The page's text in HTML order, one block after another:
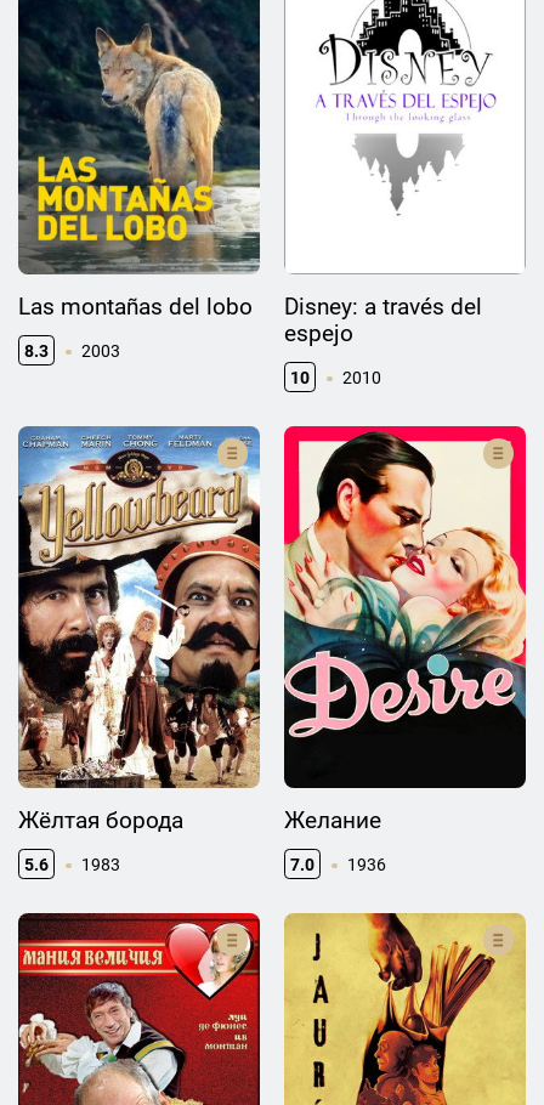
Las montañas del lobo
8.3 2003
Disney: a través del
espejo
10 2010
Жёлтая борода
5.6 1983
Желание
7.0 1936